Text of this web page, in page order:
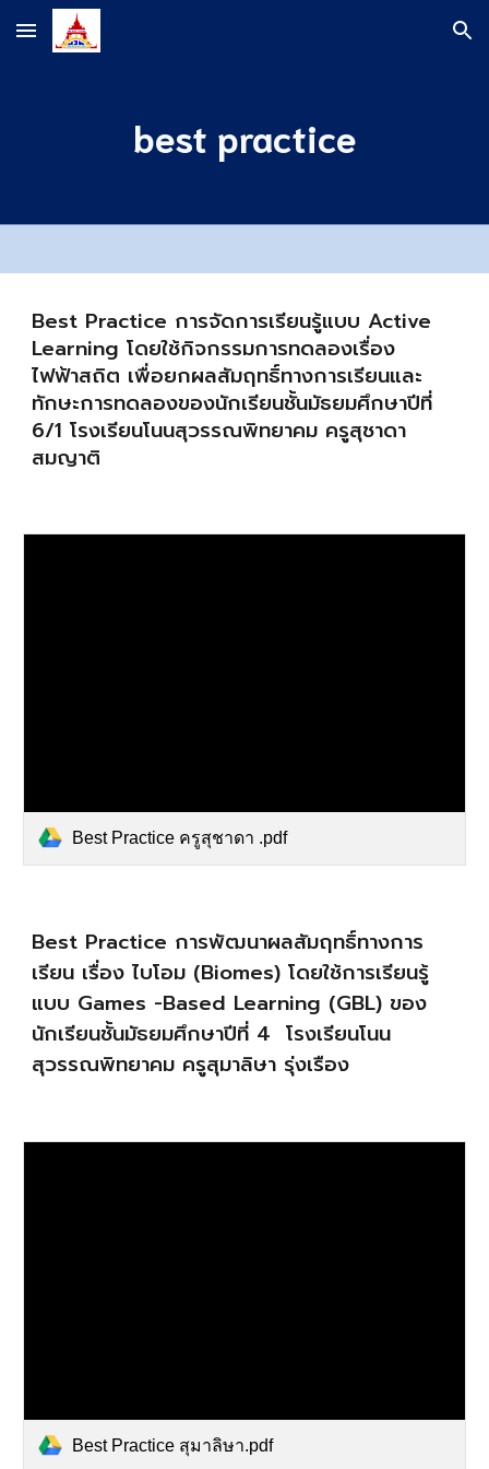
Skip to main content Skip to navigation
best practice
Best Practice การจัดการเรียนรู้แบบ Active
Learning โดยใช้กิจกรรมการทดลองเรื่อง
ไฟฟ้าสถิต เพื่อยกผลสัมฤทธิ์ทางการเรียนและ
ทักษะการทดลองของนักเรียนชั้นมัธยมศึกษาปีที่
6/1 โรงเรียนโนนสุวรรณพิทยาคม ครูสุชาดา
สมญาติ
Best Practice ครูสุชาดา .pdf
Best Practice การพัฒนาผลสัมฤทธิ์ทางการ
เรียน เรื่อง ไบโอม (Biomes) โดยใช้การเรียนรู้
แบบ Games -Based Learning (GBL) ของ
นักเรียนชั้นมัธยมศึกษาปีที่ 4 โรงเรียนโนน
สุวรรณพิทยาคม ครูสุมาลิษา รุ่งเรือง
Best Practice สุมาลิษา.pdf